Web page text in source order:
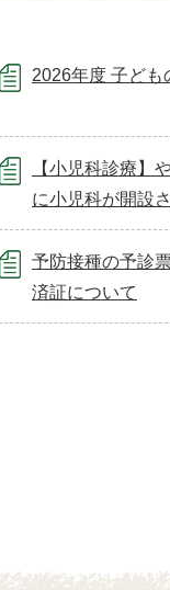
2026年度 子ども
【小児科診療】
に小児科が開設
予防接種の予診
済証について